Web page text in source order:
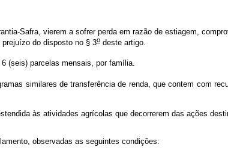
Safra, vierem a sofrer perda em razão de estiagem,
do disposto no § 3o deste artigo.
(seis) parcelas mensais, por família.
similares de transferência de renda, que contem com
às atividades agrícolas que decorrerem das ações
observadas as seguintes condições: